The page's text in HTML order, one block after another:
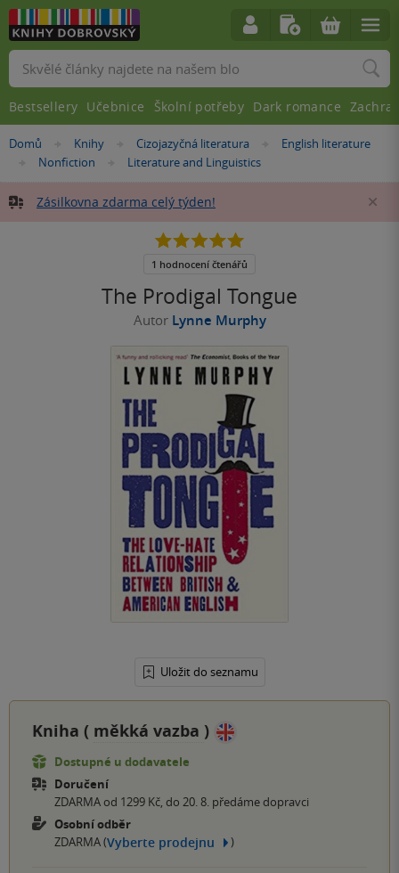
Nacházíte
Domů »Knihy »Cizojazyčná literatura »
English literature
»
Nonfiction »
Literature and Linguistics
Zásilkovna zdarma celý týden!
The Prodigal Tongue
Autor Lynne Murphy
Uložit do seznamu
5.0
5
1 hodnocení čtenářů
Kniha ( měkká vazba )
Dostupné u dodavatele
Doručení
ZDARMA od 1299 Kč, do 20. 8. předáme dopravci
Osobní odběr
ZDARMA (Vyberte prodejnu )
Vyhledávání
Bestsellery Učebnice Školní potřeby Dark romance